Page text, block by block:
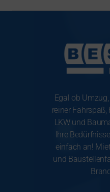
Egal ob
reiner Fahrspaß,
LKW und
Ihre
einfach an!
und